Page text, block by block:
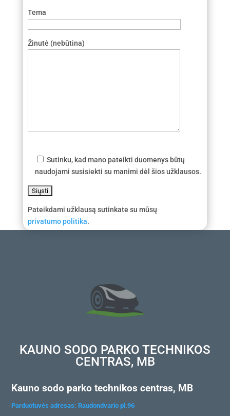
Tema
Žinutė (nebūtina)
Sutinku, kad mano pateikti duomenys būtų
naudojami susisiekti su manimi dėl šios užklausos.
Pateikdami užklausą sutinkate su mūsų
privatumo politika.
KAUNO SODO PARKO TECHNIKOS
CENTRAS, MB
Kauno sodo parko technikos centras, MB
Parduotuvės adresas: Raudondvario pl.96